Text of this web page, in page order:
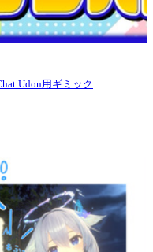
Udon用ギミック